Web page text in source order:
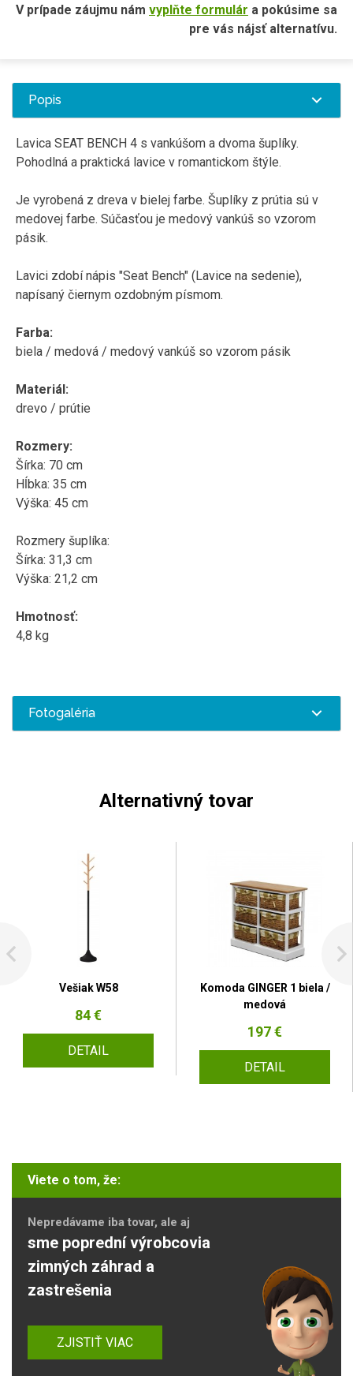
V prípade záujmu nám vyplňte formulár a pokúsime sa
pre vás nájsť alternatívu.
Popis
Lavica SEAT BENCH 4 s vankúšom a dvoma šuplíky.
Pohodlná a praktická lavice v romantickom štýle.
Je vyrobená z dreva v bielej farbe. Šuplíky z prútia sú v
medovej farbe. Súčasťou je medový vankúš so vzorom
pásik.
Lavici zdobí nápis "Seat Bench" (Lavice na sedenie),
napísaný čiernym ozdobným písmom.
Farba:
biela / medová / medový vankúš so vzorom pásik
Materiál:
drevo / prútie
Rozmery:
Šírka: 70 cm
Hĺbka: 35 cm
Výška: 45 cm
Rozmery šuplíka:
Šírka: 31,3 cm
Výška: 21,2 cm
Hmotnosť:
4,8 kg
Fotogaléria
Alternativný tovar
Vešiak W58
84 €
DETAIL
Komoda GINGER 1 biela /
medová
197 €
DETAIL
Viete o tom, že:
Nepredávame iba tovar, ale aj
sme poprední výrobcovia
zimných záhrad a
zastrešenia
ZJISTIŤ VIAC